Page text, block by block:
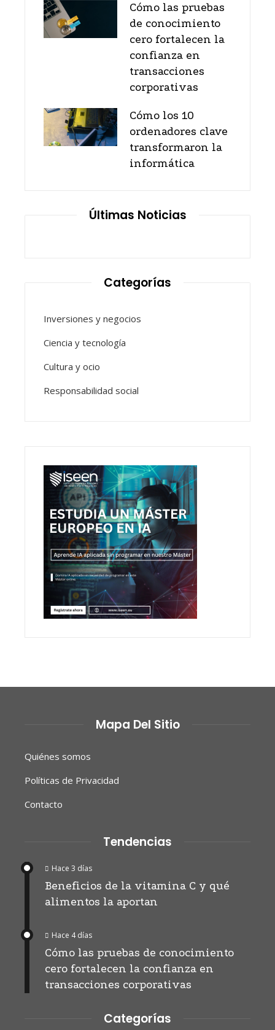
Cómo las pruebas
de conocimiento
cero fortalecen la
confianza en
transacciones
corporativas
Cómo los 10
ordenadores clave
transformaron la
informática
Últimas Noticias
Categorías
Inversiones y negocios
Ciencia y tecnología
Cultura y ocio
Responsabilidad social
Mapa Del Sitio
Quiénes somos
Políticas de Privacidad
Contacto
Tendencias
Hace 3 días
Beneficios de la vitamina C y qué
alimentos la aportan
Hace 4 días
Cómo las pruebas de conocimiento
cero fortalecen la confianza en
transacciones corporativas
Categorías